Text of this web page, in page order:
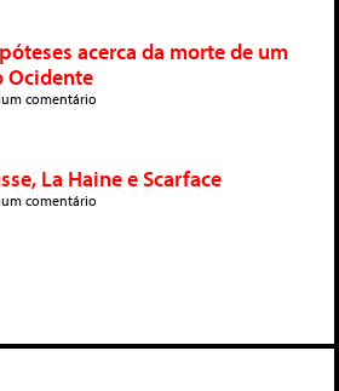
acerca da morte de um
comentário
La Haine e Scarface
comentário